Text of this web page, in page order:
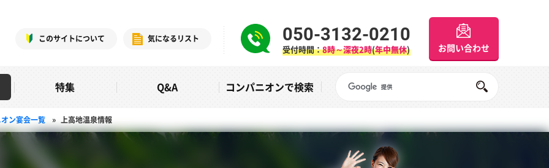
このサイトについて 気になるリスト 050-3132-0210
受付時間：8時～深夜2時(年中無休) お問い合わせ
特集 Q&A コンパニオンで検索
ン宴会一覧 » 上高地温泉情報